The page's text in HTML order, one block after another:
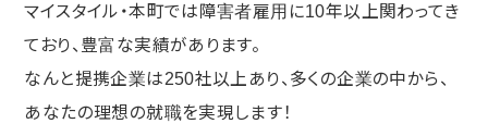
マイスタイル・本町では障害者雇用に10年以上関わってき
ており、豊富な実績があります。
なんと提携企業は250社以上あり、多くの企業の中から、
あなたの理想の就職を実現します！